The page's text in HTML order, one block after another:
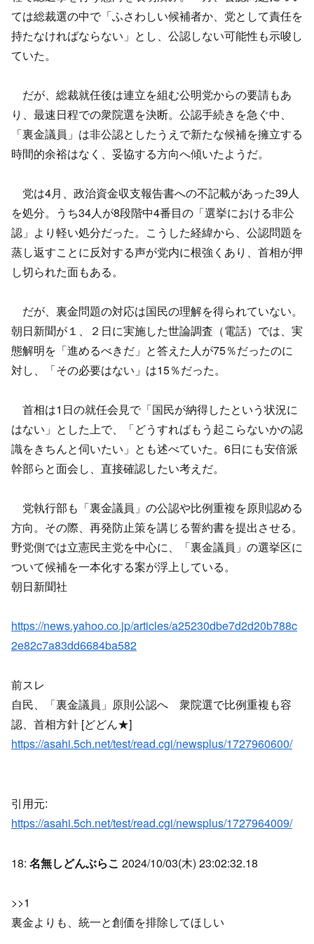
ては総裁選の中で「ふさわしい候補者か、党として責任を
持たなければならない」とし、公認しない可能性も示唆し
ていた。
だが、総裁就任後は連立を組む公明党からの要請もあ
り、最速日程での衆院選を決断。公認手続きを急ぐ中、
「裏金議員」は非公認としたうえで新たな候補を擁立する
時間的余裕はなく、妥協する方向へ傾いたようだ。
党は4月、政治資金収支報告書への不記載があった39人
を処分。うち34人が8段階中4番目の「選挙における非公
認」より軽い処分だった。こうした経緯から、公認問題を
蒸し返すことに反対する声が党内に根強くあり、首相が押
し切られた面もある。
だが、裏金問題の対応は国民の理解を得られていない。
朝日新聞が１、２日に実施した世論調査（電話）では、実
態解明を「進めるべきだ」と答えた人が75％だったのに
対し、「その必要はない」は15％だった。
首相は1日の就任会見で「国民が納得したという状況に
はない」とした上で、「どうすればもう起こらないかの認
識をきちんと伺いたい」とも述べていた。6日にも安倍派
幹部らと面会し、直接確認したい考えだ。
党執行部も「裏金議員」の公認や比例重複を原則認める
方向。その際、再発防止策を講じる誓約書を提出させる。
野党側では立憲民主党を中心に、「裏金議員」の選挙区に
ついて候補を一本化する案が浮上している。
朝日新聞社
https://news.yahoo.co.jp/articles/a25230dbe7d2d20b788c
2e82c7a83dd6684ba582
前スレ
自民、「裏金議員」原則公認へ 衆院選で比例重複も容
認、首相方針 [どどん★]
https://asahi.5ch.net/test/read.cgi/newsplus/1727960600/
引用元:
https://asahi.5ch.net/test/read.cgi/newsplus/1727964009/
18: 名無しどんぶらこ 2024/10/03(木) 23:02:32.18
>>1
裏金よりも、統一と創価を排除してほしい